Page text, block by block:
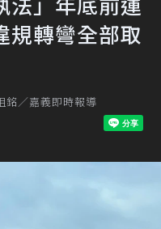
轉彎全部取
銘／嘉義即時報導